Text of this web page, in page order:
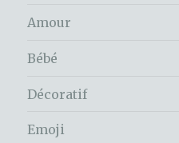
Amour
Bébé
Décoratif
Emoji